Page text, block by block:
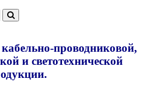
проводниковой,
и светотехнической